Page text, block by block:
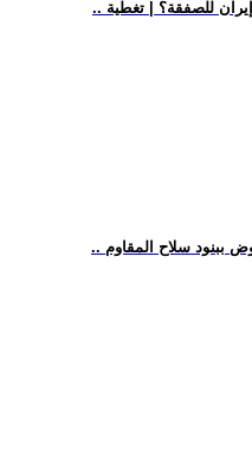
للصفقة؟ | تغطية
ببنود سلاح المقاوم